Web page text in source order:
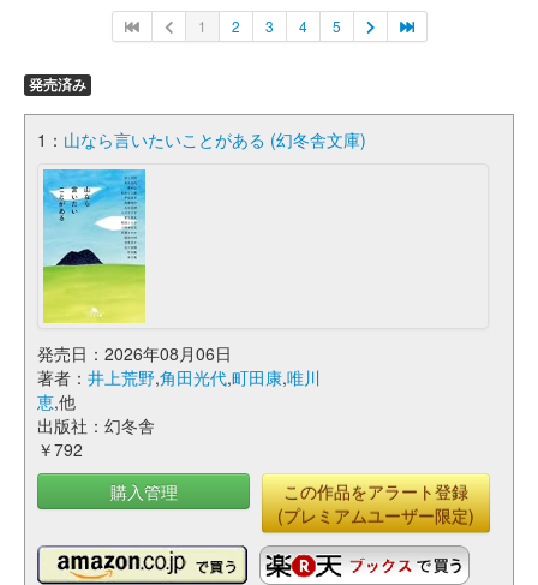
1 2 3 4 5
発売済み
1： 山なら言いたいことがある (幻冬舎文庫)
発売日：2026年08月06日
著者： 井上荒野,角田光代,町田康,唯川
恵,他
出版社：幻冬舎
￥792
購入管理
この作品をアラート登録
(プレミアムユーザー限定)